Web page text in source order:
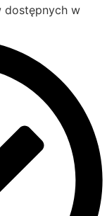
dostępnych w